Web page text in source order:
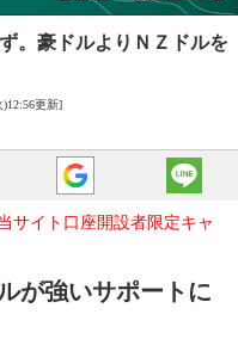
。豪ドルよりＮＺドルを
)12:56更新]
サイト口座開設者限定キャ
が強いサポートに